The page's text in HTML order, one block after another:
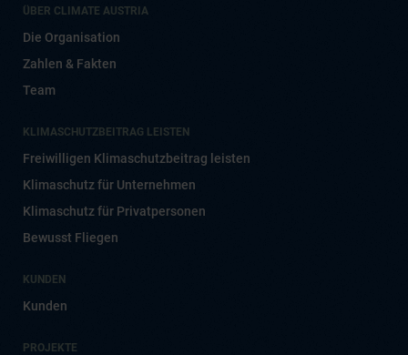
ÜBER CLIMATE AUSTRIA
Die Organisation
Zahlen & Fakten
Team
KLIMASCHUTZBEITRAG LEISTEN
Freiwilligen Klimaschutzbeitrag leisten
Klimaschutz für Unternehmen
Klimaschutz für Privatpersonen
Bewusst Fliegen
KUNDEN
Kunden
PROJEKTE